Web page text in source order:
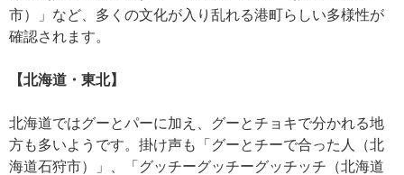
市）」など、多くの文化が入り乱れる港町らしい多様性が
確認されます。
【北海道・東北】
北海道ではグーとパーに加え、グーとチョキで分かれる地
方も多いようです。掛け声も「グーとチーで合った人（北
海道石狩市）」、「グッチーグッチーグッチッチ（北海道